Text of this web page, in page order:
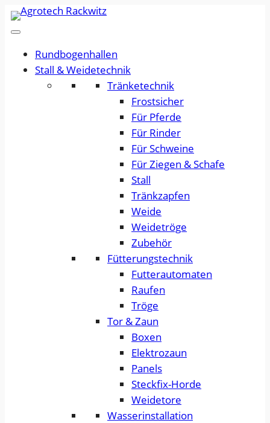
Rundbogenhallen
Stall & Weidetechnik
Tränketechnik
Frostsicher
Für Pferde
Für Rinder
Für Schweine
Für Ziegen & Schafe
Stall
Tränkzapfen
Weide
Weidetröge
Zubehör
Fütterungstechnik
Futterautomaten
Raufen
Tröge
Tor & Zaun
Boxen
Elektrozaun
Panels
Steckfix-Horde
Weidetore
Wasserinstallation